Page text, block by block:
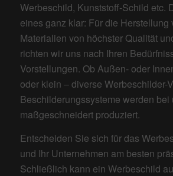
Werbeschild, Kunststoff-Schild etc.
eines ganz klar: Für die Herstellung
Materialien von höchster Qualität
richten wir uns nach Ihren
Vorstellungen. Ob Außen- oder
oder klein ‒ diverse Werbeschilder-
Beschilderungssysteme werden bei
maßgeschneidert produziert.
Entscheiden Sie sich für das
und Ihr Unternehmen am besten
Schließlich kann ein Werbeschild